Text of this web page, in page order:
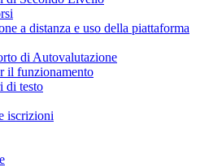
a distanza e uso della piattaforma
di Autovalutazione
il funzionamento
di testo
iscrizioni